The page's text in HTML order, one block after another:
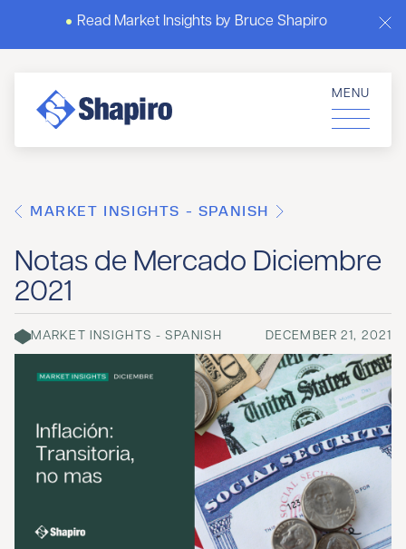
Read Market Insights by Bruce Shapiro
MENU
MARKET INSIGHTS - SPANISH
Notas de Mercado Diciembre
2021
MARKET INSIGHTS - SPANISH DECEMBER 21, 2021